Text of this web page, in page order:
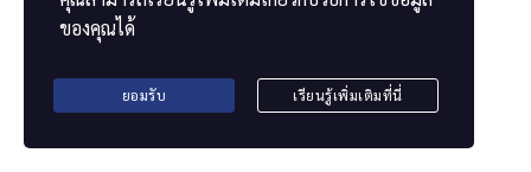
ของคุณได้
ยอมรับ เรียนรู้เพิ่มเติมที่นี่